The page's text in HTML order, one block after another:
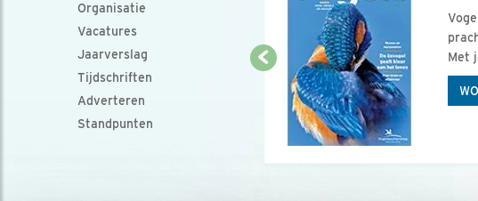
Organisatie
Vacatures
Jaarverslag
Tijdschriften
Adverteren
Standpunten
Met